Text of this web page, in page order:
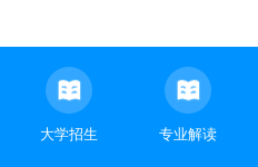
大学招生 专业解读